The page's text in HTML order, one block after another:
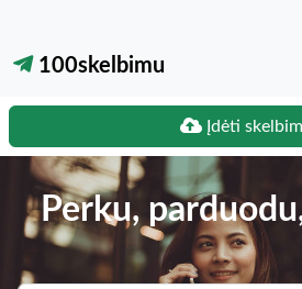
100skelbimu
Įdėti
Perku,